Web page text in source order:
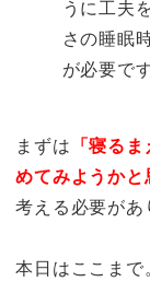
うに工夫
さの睡眠
が必要です
まずは 「寝る
めてみようかと
考える必要があ
本日はここまで